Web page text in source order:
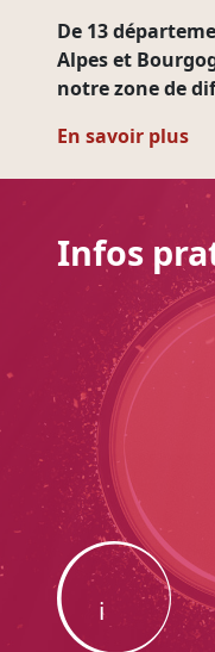
De 13
Alpes et
notre zone de
En savoir plus
Infos
i